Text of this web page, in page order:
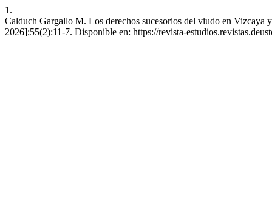
1.
Calduch Gargallo M. Los derechos sucesorios del viudo en
2026];55(2):11-7. Disponible en: https://revista-